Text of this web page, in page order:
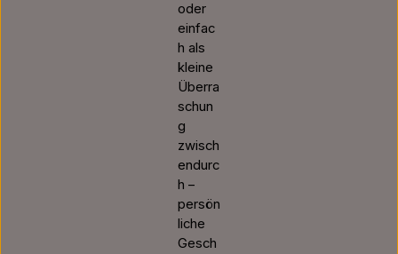
oder
einfac
h als
kleine
Überra
schun
g
zwisch
endurc
h –
persön
liche
Gesch